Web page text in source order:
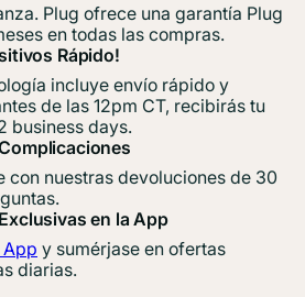
Plug ofrece una garantía Plug
en todas las compras.
Rápido!
incluye envío rápido y
de las 12pm CT, recibirás tu
business days.
con nuestras devoluciones de 30
en la App
App y sumérjase en ofertas
diarias.